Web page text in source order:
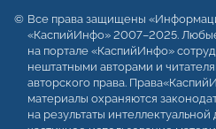
Все права защищены
«КаспийИнфо» 2007–2025.
на портале «КаспийИнфо»
нештатными авторами и
авторского права.
материалы охраняются
на результаты